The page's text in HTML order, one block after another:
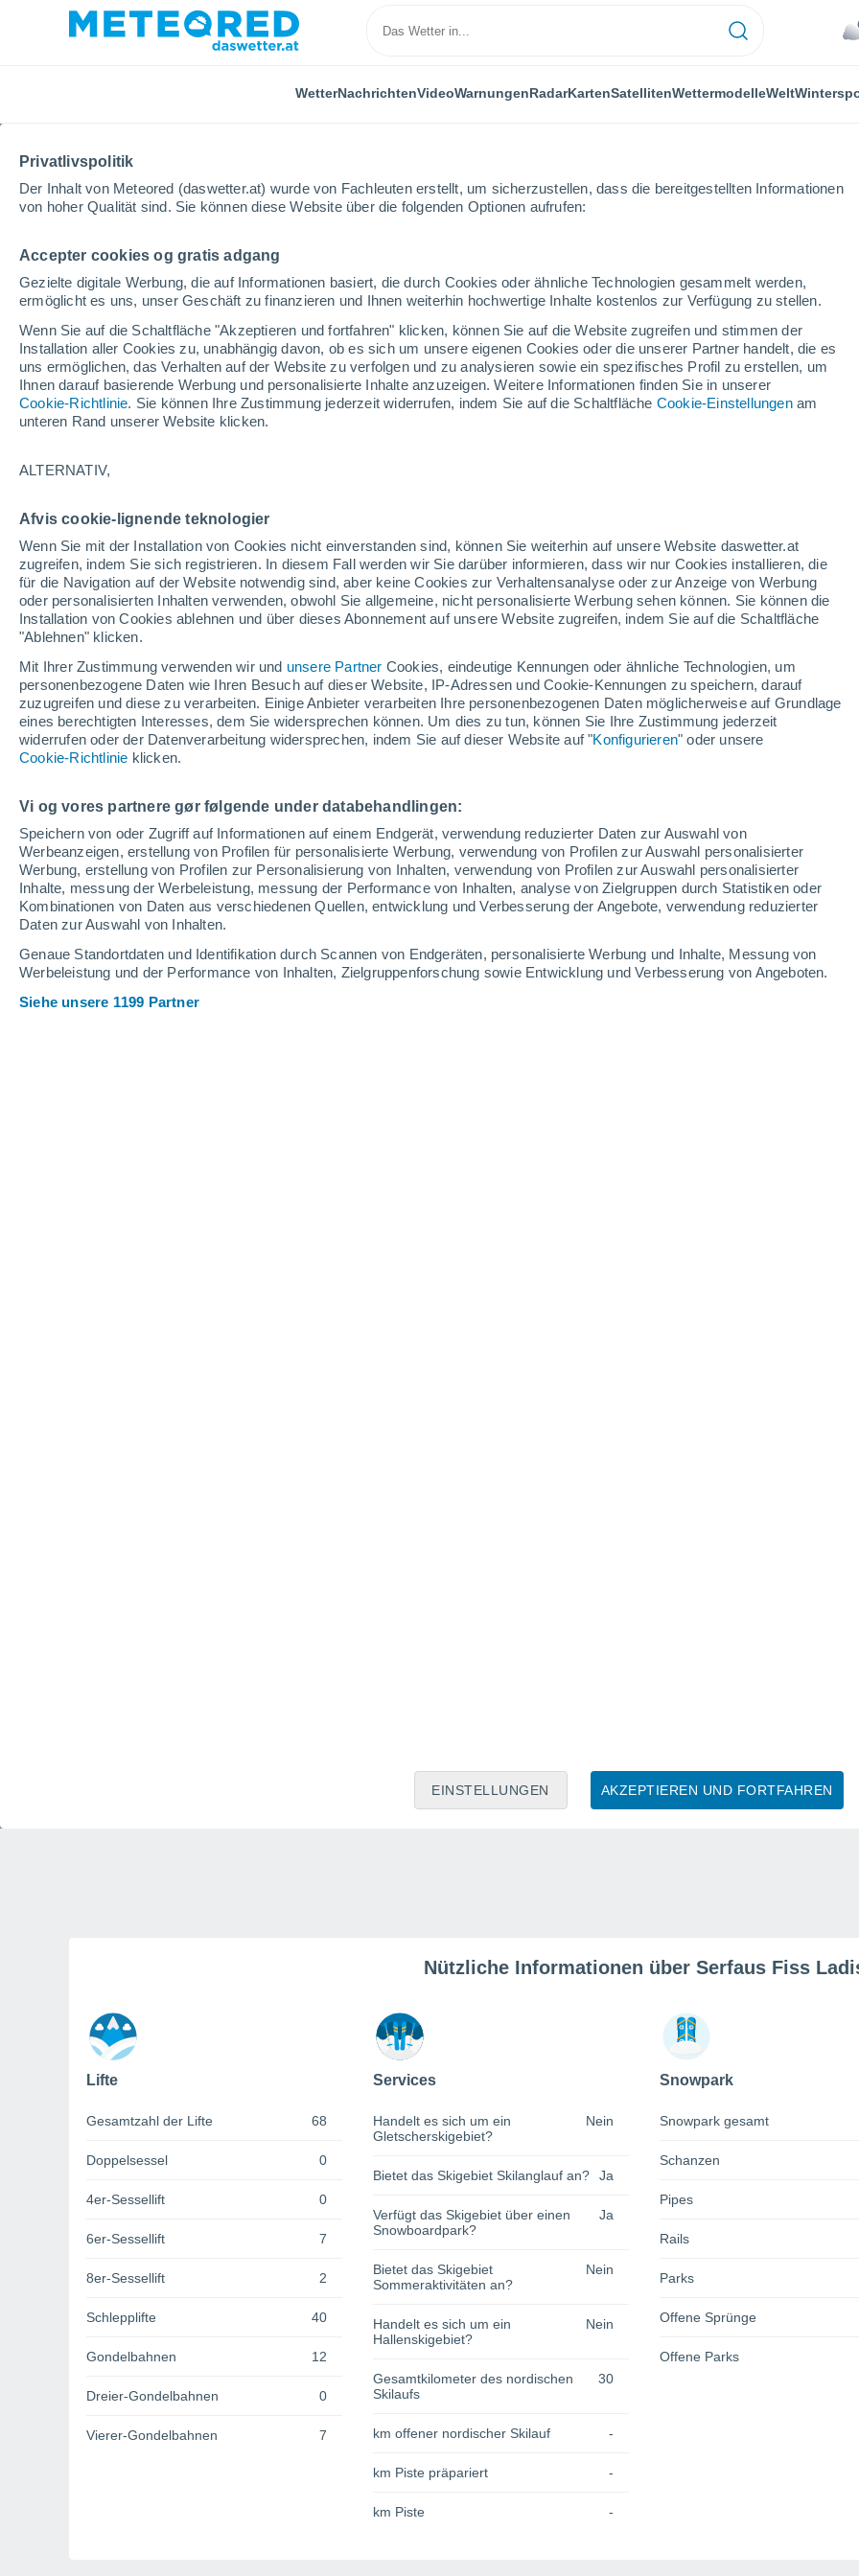
Privatlivspolitik
Der Inhalt von Meteored (daswetter.at) wurde von Fachleuten erstellt, um sicherzustellen, dass die bereitgestellten Informationen
von hoher Qualität sind. Sie können diese Website über die folgenden Optionen aufrufen:
Accepter cookies og gratis adgang
Gezielte digitale Werbung, die auf Informationen basiert, die durch Cookies oder ähnliche Technologien gesammelt werden,
ermöglicht es uns, unser Geschäft zu finanzieren und Ihnen weiterhin hochwertige Inhalte kostenlos zur Verfügung zu stellen.
Wenn Sie auf die Schaltfläche "Akzeptieren und fortfahren" klicken, können Sie auf die Website zugreifen und stimmen der
Installation aller Cookies zu, unabhängig davon, ob es sich um unsere eigenen Cookies oder die unserer Partner handelt, die es
uns ermöglichen, das Verhalten auf der Website zu verfolgen und zu analysieren sowie ein spezifisches Profil zu erstellen, um
Ihnen darauf basierende Werbung und personalisierte Inhalte anzuzeigen. Weitere Informationen finden Sie in unserer
Cookie-Richtlinie. Sie können Ihre Zustimmung jederzeit widerrufen, indem Sie auf die Schaltfläche Cookie-Einstellungenam
unteren Rand unserer Website klicken.
ALTERNATIV,
Afvis cookie-lignende teknologier
Wenn Sie mit der Installation von Cookies nicht einverstanden sind, können Sie weiterhin auf unsere Website daswetter.at
zugreifen, indem Sie sich registrieren. In diesem Fall werden wir Sie darüber informieren, dass wir nur Cookies installieren, die
für die Navigation auf der Website notwendig sind, aber keine Cookies zur Verhaltensanalyse oder zur Anzeige von Werbung
oder personalisierten Inhalten verwenden, obwohl Sie allgemeine, nicht personalisierte Werbung sehen können. Sie können die
Installation von Cookies ablehnen und über dieses Abonnement auf unsere Website zugreifen, indem Sie auf die Schaltfläche
"Ablehnen" klicken.
Mit Ihrer Zustimmung verwenden wir und unsere Partner Cookies, eindeutige Kennungen oder ähnliche Technologien, um
personenbezogene Daten wie Ihren Besuch auf dieser Website, IP-Adressen und Cookie-Kennungen zu speichern, darauf
zuzugreifen und diese zu verarbeiten. Einige Anbieter verarbeiten Ihre personenbezogenen Daten möglicherweise auf Grundlage
eines berechtigten Interesses, dem Sie widersprechen können. Um dies zu tun, können Sie Ihre Zustimmung jederzeit
widerrufen oder der Datenverarbeitung widersprechen, indem Sie auf dieser Website auf "Konfigurieren" oder unsere
Cookie-Richtlinie klicken.
Vi og vores partnere gør følgende under databehandlingen:
Speichern von oder Zugriff auf Informationen auf einem Endgerät, verwendung reduzierter Daten zur Auswahl von
Werbeanzeigen, erstellung von Profilen für personalisierte Werbung, verwendung von Profilen zur Auswahl personalisierter
Werbung, erstellung von Profilen zur Personalisierung von Inhalten, verwendung von Profilen zur Auswahl personalisierter
Inhalte, messung der Werbeleistung, messung der Performance von Inhalten, analyse von Zielgruppen durch Statistiken oder
Kombinationen von Daten aus verschiedenen Quellen, entwicklung und Verbesserung der Angebote, verwendung reduzierter
Daten zur Auswahl von Inhalten.
Genaue Standortdaten und Identifikation durch Scannen von Endgeräten, personalisierte Werbung und Inhalte, Messung von
Werbeleistung und der Performance von Inhalten, Zielgruppenforschung sowie Entwicklung und Verbesserung von Angeboten.
Siehe unsere 1199 Partner
AKZEPTIEREN UND FORTFAHREN
EINSTELLUNGEN
WetterNachrichtenVideoWarnungenRadarKartenSatellitenWettermodelleWelt
Home Bundesland Tirol Serfaus Fiss Ladis
Serfaus Fiss Ladis
Eröffnung
118 fehlende Tage
Geschlossen
Heute
7. Aug
Morgen
8. Aug
Sonntag
9. Aug
Schneebericht heute
Pisten nach
Schwierigkeitsgrad
- 21 50 18
befahrbare Pistenkilometer 0 / 214
Offene Pisten 0 / 89
Schneeverhältnisse
Schneehöhe iauf dem Berg
Schneebeschaffenheit im Tal
Webcams in Serfaus Fiss Ladis
Sommer-
Nützliche Informationen über Serfaus Fiss
Lifte
Gesamtzahl der Lifte 68
Doppelsessel 0
4er-Sessellift 0
6er-Sessellift 7
8er-Sessellift 2
Schlepplifte 40
Gondelbahnen 12
Dreier-Gondelbahnen 0
Vierer-Gondelbahnen 7
Services
Handelt es sich um ein
Gletscherskigebiet?
Nein
Bietet das Skigebiet Skilanglauf an? Ja
Verfügt das Skigebiet über einen
Snowboardpark?
Ja
Bietet das Skigebiet
Sommeraktivitäten an?
Nein
Handelt es sich um ein
Hallenskigebiet?
Nein
Gesamtkilometer des nordischen
Skilaufs
30
km offener nordischer Skilauf -
km Piste präpariert -
km Piste -
Snowpark
Snowpark gesamt
Schanzen
Pipes
Rails
Parks
Offene Sprünge
Offene Parks